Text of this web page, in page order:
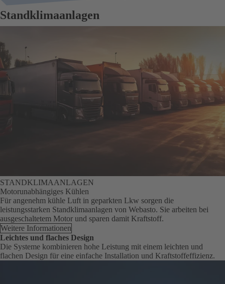
Standklimaanlagen
STANDKLIMAANLAGEN
Motorunabhängiges Kühlen
Für angenehm kühle Luft in geparkten Lkw sorgen die
leistungsstarken Standklimaanlagen von Webasto. Sie arbeiten bei
ausgeschaltetem Motor und sparen damit Kraftstoff.
Weitere Informationen
Leichtes und flaches Design
Die Systeme kombinieren hohe Leistung mit einem leichten und
flachen Design für eine einfache Installation und Kraftstoffeffizienz.